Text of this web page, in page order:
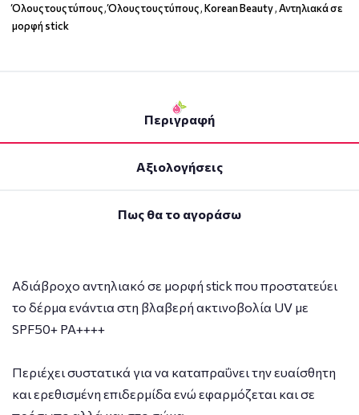
Όλους τους τύπους,Όλους τους τύπους,Korean Beauty,Αντηλιακά σε
μορφή stick
Περιγραφή
Αξιολογήσεις
Πως θα το αγοράσω
Αδιάβροχο αντηλιακό σε μορφή stick που προστατεύει
το δέρμα ενάντια στη βλαβερή ακτινοβολία UV με
SPF50+ PA++++
Περιέχει συστατικά για να καταπραΰνει την ευαίσθητη
και ερεθισμένη επιδερμίδα ενώ εφαρμόζεται και σε